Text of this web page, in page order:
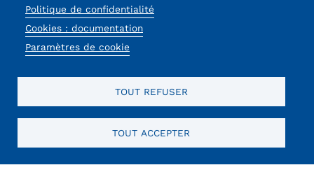
Réseaux
sociaux
Menu
Politique de confidentialité
Cookies : documentation
Paramètres de cookie
TOUT REFUSER
TOUT ACCEPTER